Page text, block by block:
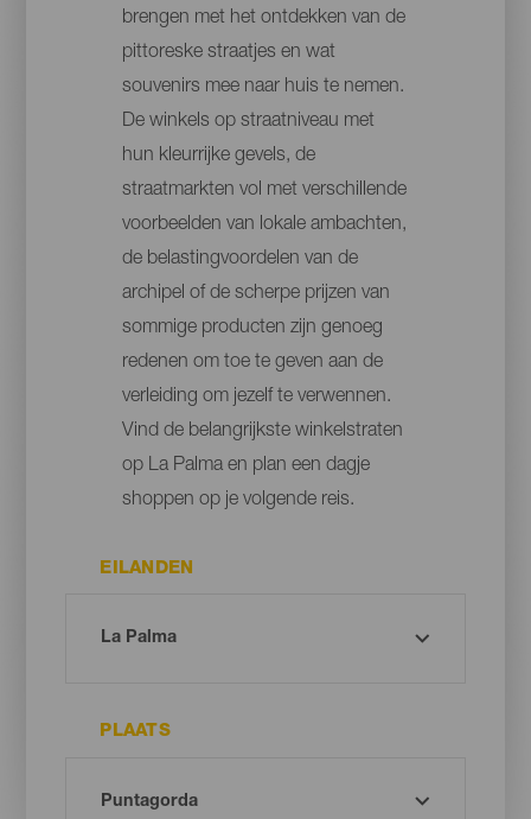
brengen met het ontdekken van de
pittoreske straatjes en wat
souvenirs mee naar huis te nemen.
De winkels op straatniveau met
hun kleurrijke gevels, de
straatmarkten vol met verschillende
voorbeelden van lokale ambachten,
de belastingvoordelen van de
archipel of de scherpe prijzen van
sommige producten zijn genoeg
redenen om toe te geven aan de
verleiding om jezelf te verwennen.
Vind de belangrijkste winkelstraten
op La Palma en plan een dagje
shoppen op je volgende reis.
EILANDEN
PLAATS